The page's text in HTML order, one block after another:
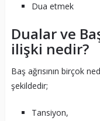
Dua etmek
Dualar ve
ilişki nedir?
Baş ağrısının birçok
şekildedir;
Tansiyon,